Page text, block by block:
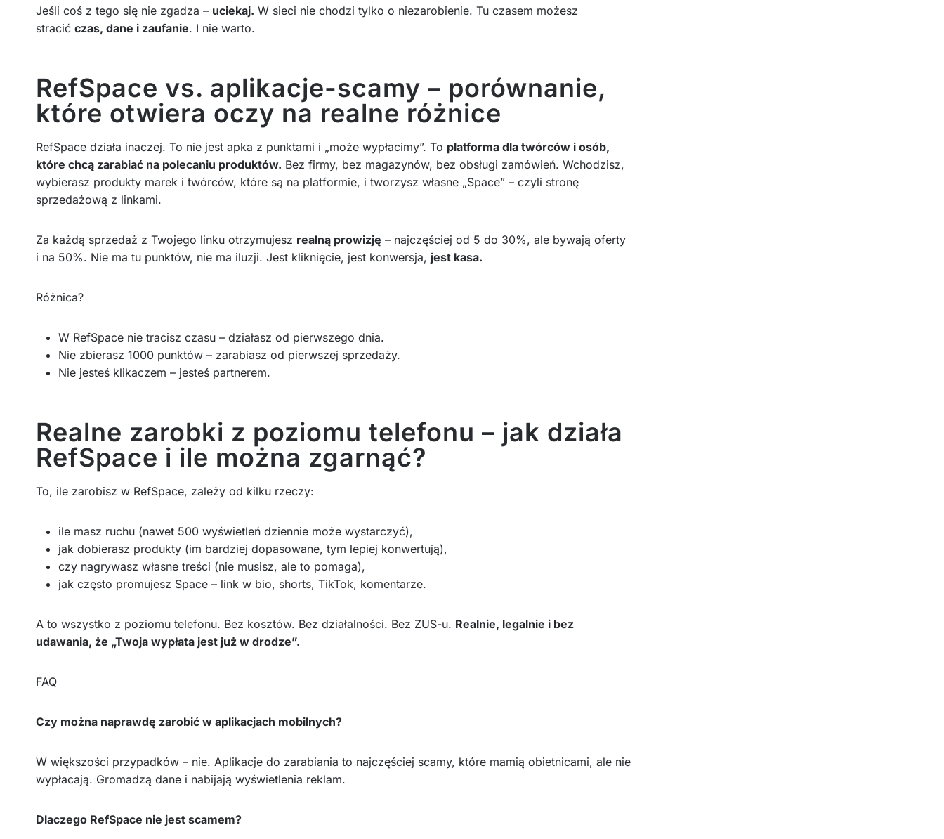
Jeśli coś z tego się nie zgadza – uciekaj. W sieci nie chodzi tylko o niezarobienie. Tu czasem możesz
stracić czas, dane i zaufanie. I nie warto.
RefSpace vs. aplikacje-scamy – porównanie,
które otwiera oczy na realne różnice
RefSpace działa inaczej. To nie jest apka z punktami i „może wypłacimy”. To platforma dla twórców i osób,
które chcą zarabiać na polecaniu produktów. Bez firmy, bez magazynów, bez obsługi zamówień. Wchodzisz,
wybierasz produkty marek i twórców, które są na platformie, i tworzysz własne „Space” – czyli stronę
sprzedażową z linkami.
Za każdą sprzedaż z Twojego linku otrzymujesz realną prowizję – najczęściej od 5 do 30%, ale bywają oferty
i na 50%. Nie ma tu punktów, nie ma iluzji. Jest kliknięcie, jest konwersja, jest kasa.
Różnica?
W RefSpace nie tracisz czasu – działasz od pierwszego dnia.
Nie zbierasz 1000 punktów – zarabiasz od pierwszej sprzedaży.
Nie jesteś klikaczem – jesteś partnerem.
Realne zarobki z poziomu telefonu – jak działa
RefSpace i ile można zgarnąć?
To, ile zarobisz w RefSpace, zależy od kilku rzeczy:
ile masz ruchu (nawet 500 wyświetleń dziennie może wystarczyć),
jak dobierasz produkty (im bardziej dopasowane, tym lepiej konwertują),
czy nagrywasz własne treści (nie musisz, ale to pomaga),
jak często promujesz Space – link w bio, shorts, TikTok, komentarze.
A to wszystko z poziomu telefonu. Bez kosztów. Bez działalności. Bez ZUS-u. Realnie, legalnie i bez
udawania, że „Twoja wypłata jest już w drodze”.
FAQ
Czy można naprawdę zarobić w aplikacjach mobilnych?
W większości przypadków – nie. Aplikacje do zarabiania to najczęściej scamy, które mamią obietnicami, ale nie
wypłacają. Gromadzą dane i nabijają wyświetlenia reklam.
Dlaczego RefSpace nie jest scamem?